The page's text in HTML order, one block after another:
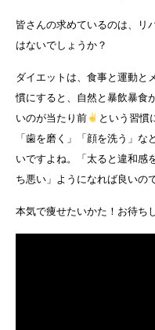
皆さんの求めているのは、リ
はないでしょうか？
ダイエットは、食事と運動と
慣にすると、自然と暴飲暴食
いのが当たり前
という習慣
「歯を磨く」「顔を洗う」
いですよね。「太ると違和感
ち悪い」ようになれば良いの
本気で痩せたいかた！お待ち